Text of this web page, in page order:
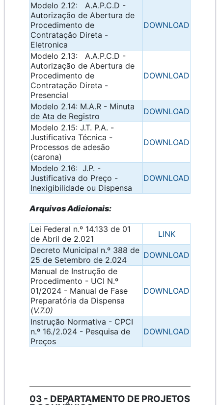
Modelo 2.12: A.A.P.C.D -
Autorização de Abertura de
Procedimento de
Contratação Direta -
Eletronica
DOWNLOAD
Modelo 2.13: A.A.P.C.D -
Autorização de Abertura de
Procedimento de
Contratação Direta -
Presencial
DOWNLOAD
Modelo 2.14: M.A.R - Minuta
de Ata de Registro
DOWNLOAD
Modelo 2.15: J.T. P.A. -
Justificativa Técnica -
Processos de adesão
(carona)
DOWNLOAD
Modelo 2.16: J.P. -
Justificativa do Preço -
Inexigibilidade ou Dispensa
DOWNLOAD
Arquivos Adicionais:
Lei Federal n.º 14.133 de 01
de Abril de 2.021
LINK
Decreto Municipal n.º 388 de
25 de Setembro de 2.024
DOWNLOAD
Manual de Instrução de
Procedimento - UCI N.º
01/2024 - Manual de Fase
Preparatória da Dispensa
(V.7.0)
DOWNLOAD
Instrução Normativa - CPCI
n.º 16./2.024 - Pesquisa de
Preços
DOWNLOAD
03 - DEPARTAMENTO DE PROJETOS